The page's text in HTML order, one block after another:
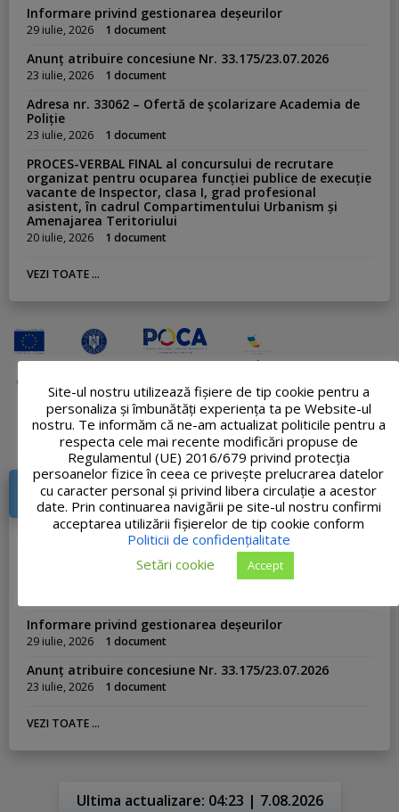
Informare privind gestionarea deșeurilor
29 iulie, 2026 1 document
Anunț atribuire concesiune Nr. 33.175/23.07.2026
23 iulie, 2026 1 document
Adresa nr. 33062 – Ofertă de școlarizare Academia de
Poliție
23 iulie, 2026 1 document
PROCES-VERBAL FINAL al concursului de recrutare
organizat pentru ocuparea funcției publice de execuție
vacante de Inspector, clasa I, grad profesional
asistent, în cadrul Compartimentului Urbanism și
Amenajarea Teritoriului
20 iulie, 2026 1 document
VEZI TOATE ...
DOCUMENTE RECENTE
Publicație de căsătorie din 03.08.2026
Anunț atribuire vânzare teren din 31.07.2026
Informare privind gestionarea deșeurilor
29 iulie, 2026 1 document
Anunț atribuire concesiune Nr. 33.175/23.07.2026
23 iulie, 2026 1 document
VEZI TOATE ...
Ultima actualizare: 04:23 | 7.08.2026
Site-ul nostru utilizează fişiere de tip cookie pentru a
personaliza și îmbunătăți experiența ta pe Website-ul
nostru. Te informăm că ne-am actualizat politicile pentru a
respecta cele mai recente modificări propuse de
Regulamentul (UE) 2016/679 privind protecția
persoanelor fizice în ceea ce privește prelucrarea datelor
cu caracter personal și privind libera circulație a acestor
date. Prin continuarea navigării pe site-ul nostru confirmi
acceptarea utilizării fişierelor de tip cookie conform
Politicii de confidențialitate
Setări cookie
Accept